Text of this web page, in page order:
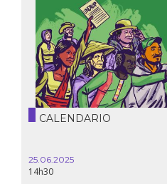
CALENDARIO
25.06.2025
14h30